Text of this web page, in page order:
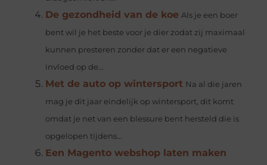
De gezondheid van de koe Als je een boer
bent wil je het beste voor je dier zodat zij maximaal
kunnen presteren zonder dat er een negatieve
invloed op de...
Met de auto op wintersport Na al die jaren
mag je dit jaar eindelijk op wintersport, dit komt
omdat je net van een blessure bent hersteld die is
opgelopen tijdens...
Een Magento webshop laten maken